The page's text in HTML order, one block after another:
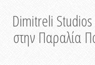
Dimitreli
στην Παραλία